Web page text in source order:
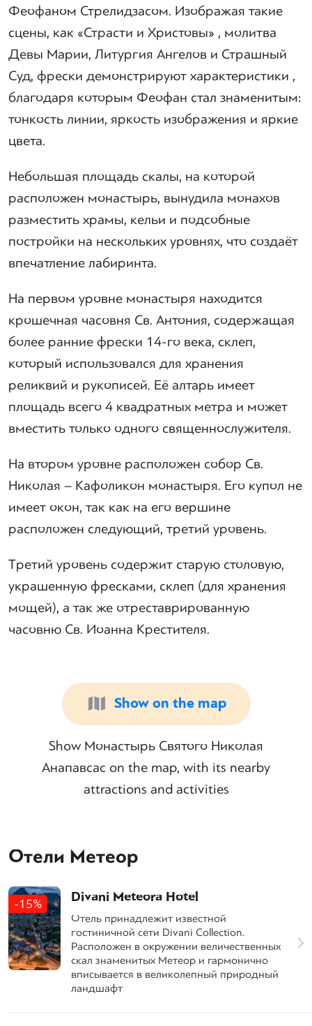
Феофаном Стрелидзасом. Изображая такие
сцены, как «Страсти и Христовы» , молитва
Девы Марии, Литургия Ангелов и Страшный
Суд, фрески демонстрируют характеристики ,
благодаря которым Феофан стал знаменитым:
тонкость линии, яркость изображения и яркие
цвета.
Небольшая площадь скалы, на которой
расположен монастырь, вынудила монахов
разместить храмы, кельи и подсобные
постройки на нескольких уровнях, что создаёт
впечатление лабиринта.
На первом уровне монастыря находится
крошечная часовня Св. Антония, содержащая
более ранние фрески 14-го века, склеп,
который использовался для хранения
реликвий и рукописей. Её алтарь имеет
площадь всего 4 квадратных метра и может
вместить только одного священнослужителя.
На втором уровне расположен собор Св.
Николая – Кафоликон монастыря. Его купол не
имеет окон, так как на его вершине
расположен следующий, третий уровень.
Третий уровень содержит старую столовую,
украшенную фресками, склеп (для хранения
мощей), а так же отреставрированную
часовню Св. Иоанна Крестителя.
Show on the map
Show Монастырь Святого Николая
Анапавсас on the map, with its nearby
attractions and activities
Отели Метеор
-15% Divani Meteora Hotel
Отель принадлежит известной
гостиничной сети Divani Collection.
Расположен в окружении величественных
скал знаменитых Метеор и гармонично
вписывается в великолепный природный
ландшафт